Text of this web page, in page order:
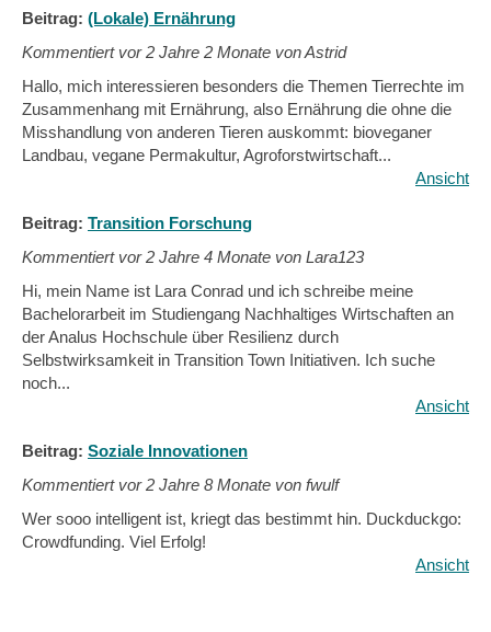
Beitrag: (Lokale) Ernährung
Kommentiert vor2 Jahre 2 Monate von Astrid
Hallo, mich interessieren besonders die Themen Tierrechte im
Zusammenhang mit Ernährung, also Ernährung die ohne die
Misshandlung von anderen Tieren auskommt: bioveganer
Landbau, vegane Permakultur, Agroforstwirtschaft...
Ansicht
Beitrag: Transition Forschung
Kommentiert vor2 Jahre 4 Monate von Lara123
Hi, mein Name ist Lara Conrad und ich schreibe meine
Bachelorarbeit im Studiengang Nachhaltiges Wirtschaften an
der Analus Hochschule über Resilienz durch
Selbstwirksamkeit in Transition Town Initiativen. Ich suche
noch...
Ansicht
Beitrag: Soziale Innovationen
Kommentiert vor2 Jahre 8 Monate von fwulf
Wer sooo intelligent ist, kriegt das bestimmt hin. Duckduckgo:
Crowdfunding. Viel Erfolg!
Ansicht